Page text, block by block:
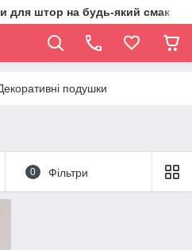
для штор на будь-який смак
подушки
0 Фільтри